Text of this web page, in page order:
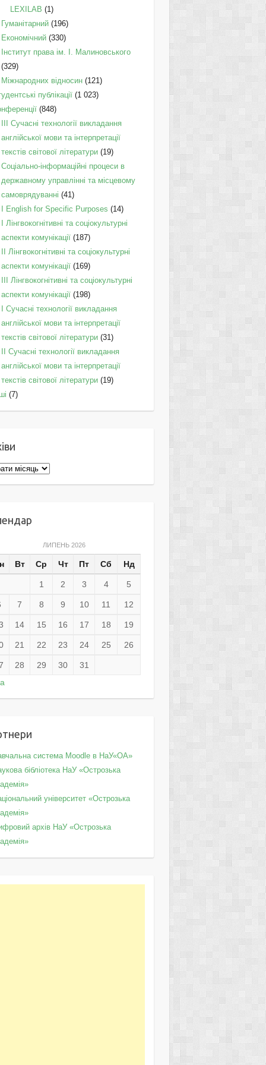
LEXILAB (1)
Гуманітарний(196)
Економічний(330)
Інститут права ім. І. Малиновського
(329)
Міжнародних відносин(121)
публікації(1 023)
(848)
III Сучасні технології викладання
англійської мови та інтерпретації
текстів світової літератури(19)
Соціально-інформаційні процеси в
державному управлінні та місцевому
самоврядуванні (41)
І English for Specific Purposes (14)
I Лінгвокогнітивні та соціокультурні
аспекти комунікації(187)
IІ Лінгвокогнітивні та соціокультурні
аспекти комунікації(169)
IІI Лінгвокогнітивні та соціокультурні
аспекти комунікації(198)
I Cучасні технології викладання
англійської мови та інтерпретації
текстів світової літератури(31)
II Cучасні технології викладання
англійської мови та інтерпретації
текстів світової літератури(19)
(7)
ЛИПЕНЬ 2026
Вт Ср Чт Пт Сб Нд
1 2 3 4 5
7 8 9 10 11 12
14 15 16 17 18 19
21 22 23 24 25 26
28 29 30
31
система Moodle в НаУ«ОА»
бібліотека НаУ «Острозька
університет «Острозька
архів НаУ «Острозька